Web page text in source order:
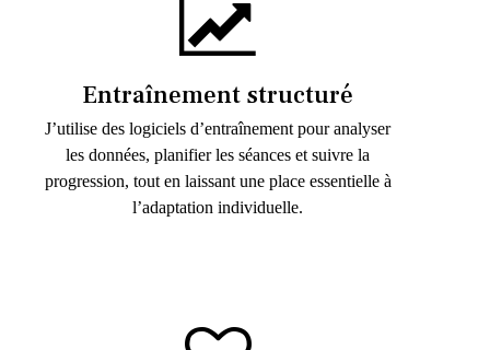
Entraînement structuré
J’utilise des logiciels d’entraînement pour analyser
les données, planifier les séances et suivre la
progression, tout en laissant une place essentielle à
l’adaptation individuelle.